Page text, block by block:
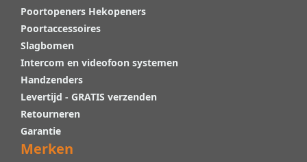
Poortopeners Hekopeners
Poortaccessoires
Slagbomen
Intercom en videofoon systemen
Handzenders
Levertijd - GRATIS verzenden
Retourneren
Garantie
Merken